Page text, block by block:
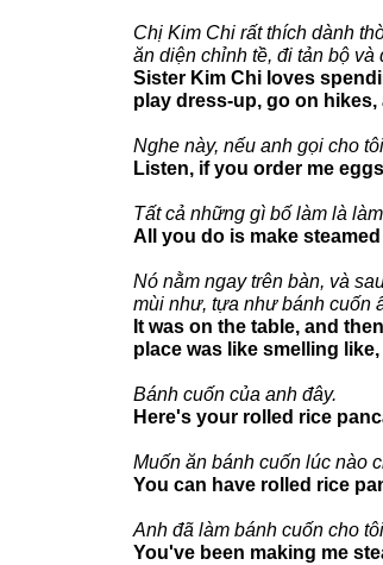
Chị Kim Chi rất thích dành
ăn diện chỉnh tề, đi tản bộ
Sister Kim Chi loves
play dress-up, go on
Nghe này, nếu anh gọi cho
Listen, if you order me
Tất cả những gì bố làm là
All you do is make
Nó nằm ngay trên bàn, và
mùi như, tựa như bánh cuốn
It was on the table, and
place was like smelling
Bánh cuốn của anh đây.
Here's your rolled rice
Muốn ăn bánh cuốn lúc nào
You can have rolled rice
Anh đã làm bánh cuốn cho
You've been making me